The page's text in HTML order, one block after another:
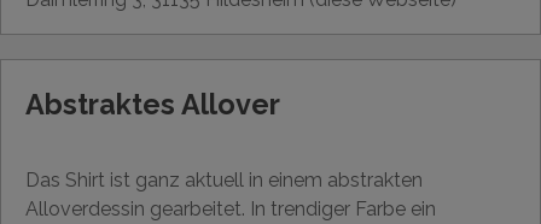
Abstraktes Allover
Das Shirt ist ganz aktuell in einem abstrakten
Alloverdessin gearbeitet. In trendiger Farbe ein